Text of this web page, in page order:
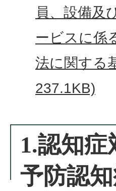
員、設備及
ービスに係
法に関する
237.1KB)
1.認知
予防認